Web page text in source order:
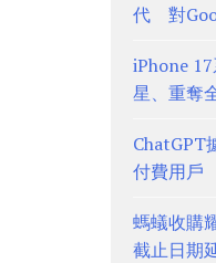
代 對
iPhone
星、重奪
ChatGPT
付費用戶
螞蟻收購
截止日期